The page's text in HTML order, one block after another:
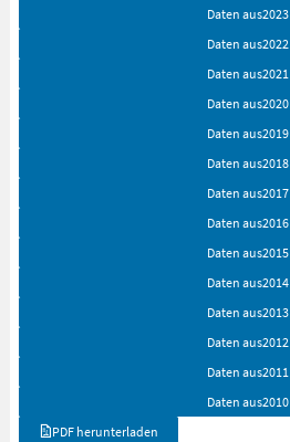
Daten aus2023
Daten aus2022
Daten aus2021
Daten aus2020
Daten aus2019
Daten aus2018
Daten aus2017
Daten aus2016
Daten aus2015
Daten aus2014
Daten aus2013
Daten aus2012
Daten aus2011
Daten aus2010
PDF herunterladen